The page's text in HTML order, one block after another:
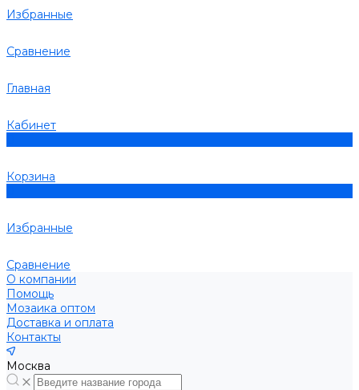
Избранные
Сравнение
Главная
Кабинет
Корзина
Избранные
Сравнение
О компании
Помощь
Мозаика оптом
Доставка и оплата
Контакты
Москва